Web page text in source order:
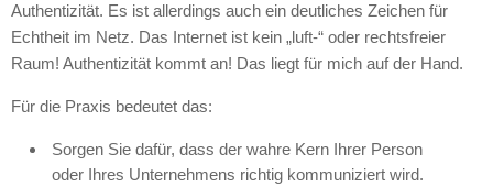
Authentizität. Es ist allerdings auch ein deutliches Zeichen für
Echtheit im Netz. Das Internet ist kein „luft-“ oder rechtsfreier
Raum! Authentizität kommt an! Das liegt für mich auf der Hand.
Für die Praxis bedeutet das:
Sorgen Sie dafür, dass der wahre Kern Ihrer Person
oder Ihres Unternehmens richtig kommuniziert wird.